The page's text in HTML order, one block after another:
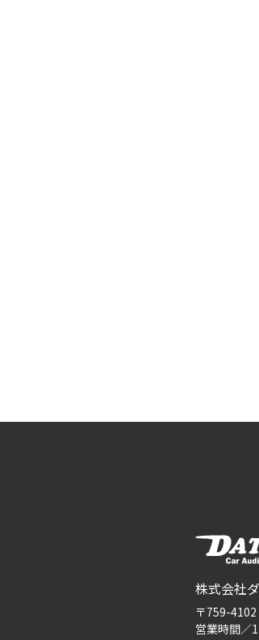
株式会社
〒759-
営業時間／